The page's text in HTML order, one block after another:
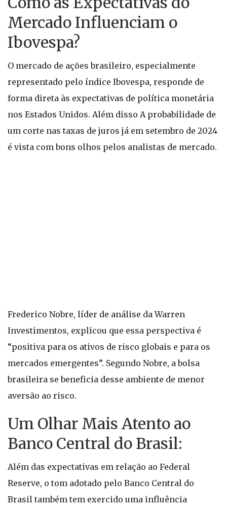
Mercado Influenciam o
Ibovespa?
O mercado de ações brasileiro, especialmente
representado pelo índice Ibovespa, responde de
forma direta às expectativas de política monetária
nos Estados Unidos. Além disso A probabilidade de
um corte nas taxas de juros já em setembro de 2024
é vista com bons olhos pelos analistas de mercado.
Frederico Nobre, líder de análise da Warren
Investimentos, explicou que essa perspectiva é
“positiva para os ativos de risco globais e para os
mercados emergentes”. Segundo Nobre, a bolsa
brasileira se beneficia desse ambiente de menor
aversão ao risco.
Um Olhar Mais Atento ao
Banco Central do Brasil:
Além das expectativas em relação ao Federal
Reserve, o tom adotado pelo Banco Central do
Brasil também tem exercido uma influência